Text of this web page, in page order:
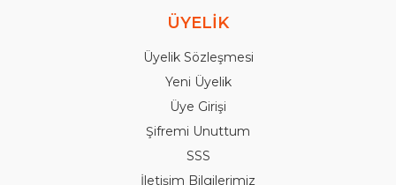
ÜYELİK
Üyelik Sözleşmesi
Yeni Üyelik
Üye Girişi
Şifremi Unuttum
SSS
İletişim Bilgilerimiz